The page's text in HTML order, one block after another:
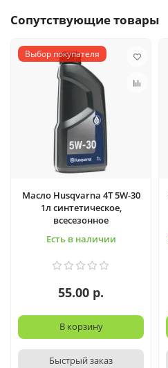
Сопутствующие товары
Выбор покупателя
Масло Husqvarna 4T 5W-30
1л синтетическое,
всесезонное
Есть в наличии
55.00 р.
В корзину
Быстрый заказ